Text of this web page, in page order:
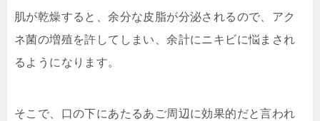
肌が乾燥すると、余分な皮脂が分泌されるので、アク
ネ菌の増殖を許してしまい、余計にニキビに悩まされ
るようになります。
そこで、口の下にあたるあご周辺に効果的だと言われ